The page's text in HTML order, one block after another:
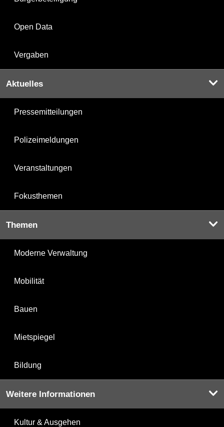
Open Data
Vergaben
Aktuelles
Pressemitteilungen
Polizeimeldungen
Veranstaltungen
Fokusthemen
Themen
Moderne Verwaltung
Mobilität
Bauen
Mietspiegel
Bildung
Weitere Informationen
Kultur & Ausgehen